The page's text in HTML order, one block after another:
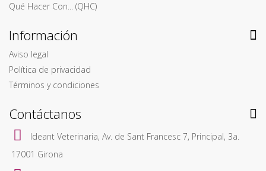
Qué Hacer Con... (QHC)
Información
Aviso legal
Política de privacidad
Términos y condiciones
Contáctanos
Ideant Veterinaria, Av. de Sant Francesc 7, Principal, 3a.
17001 Girona